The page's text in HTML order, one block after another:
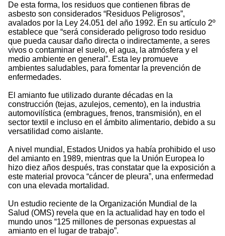
De esta forma, los residuos que contienen fibras de
asbesto son considerados “Residuos Peligrosos”,
avalados por la Ley 24.051 del año 1992. En su artículo 2º
establece que “será considerado peligroso todo residuo
que pueda causar daño directa o indirectamente, a seres
vivos o contaminar el suelo, el agua, la atmósfera y el
medio ambiente en general”. Esta ley promueve
ambientes saludables, para fomentar la prevención de
enfermedades.
El amianto fue utilizado durante décadas en la
construcción (tejas, azulejos, cemento), en la industria
automovilística (embragues, frenos, transmisión), en el
sector textil e incluso en el ámbito alimentario, debido a su
versatilidad como aislante.
A nivel mundial, Estados Unidos ya había prohibido el uso
del amianto en 1989, mientras que la Unión Europea lo
hizo diez años después, tras constatar que la exposición a
este material provoca “cáncer de pleura”, una enfermedad
con una elevada mortalidad.
Un estudio reciente de la Organización Mundial de la
Salud (OMS) revela que en la actualidad hay en todo el
mundo unos “125 millones de personas expuestas al
amianto en el lugar de trabajo”.